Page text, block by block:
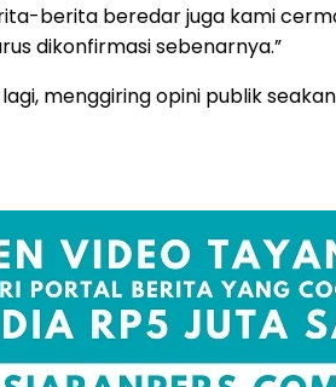
berita beredar juga kami
dikonfirmasi sebenarnya.”
menggiring opini publik